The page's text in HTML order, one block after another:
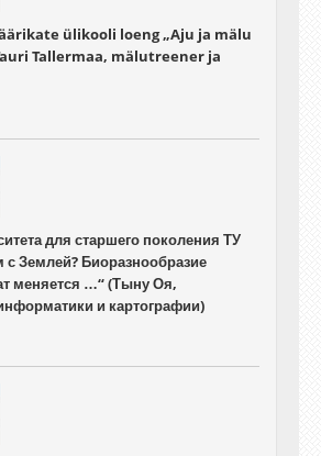
ülikooli loeng „Aju ja mälu
Tallermaa, mälutreener ja
для старшего поколения ТУ
Землей? Биоразнообразие
меняется …“ (Тыну Оя,
и картографии)